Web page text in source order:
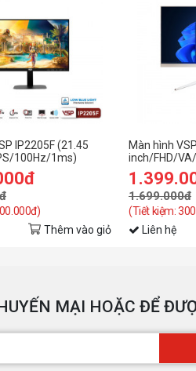
IP2205F (21.45
100Hz/1ms)
Thêm vào giỏ
Màn hình
inch/FHD/
1.699.000đ
(Tiết kiệm:
Liên hệ
MẠI HOẶC ĐỂ